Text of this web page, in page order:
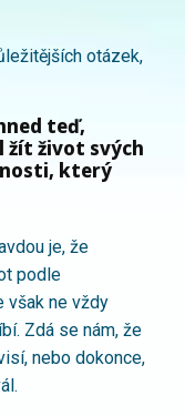
otázek,
teď,
žít život svých
který
je, že
podle
však ne vždy
Zdá se nám, že
nebo dokonce,